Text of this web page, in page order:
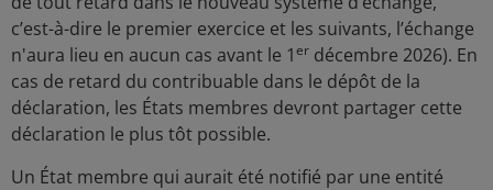
c’est-à-dire le premier exercice et les suivants, l’échange
n'aura lieu en aucun cas avant le 1er décembre 2026). En
cas de retard du contribuable dans le dépôt de la
déclaration, les États membres devront partager cette
déclaration le plus tôt possible.
Un État membre qui aurait été notifié par une entité